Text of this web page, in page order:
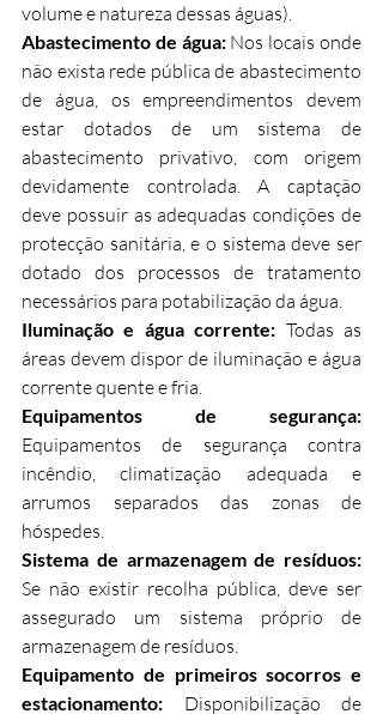
volume e natureza dessas águas).
Abastecimento de água: Nos locais onde
não exista rede pública de abastecimento
de água, os empreendimentos devem
estar dotados de um sistema de
abastecimento privativo, com origem
devidamente controlada. A captação
deve possuir as adequadas condições de
protecção sanitária, e o sistema deve ser
dotado dos processos de tratamento
necessários para potabilização da água.
Iluminação e água corrente: Todas as
áreas devem dispor de iluminação e água
corrente quente e fria.
Equipamentos de segurança contra
incêndio, climatização adequada e
arrumos separados das zonas de
hóspedes.
Se não existir recolha pública, deve ser
assegurado um sistema próprio de
armazenagem de resíduos.
Equipamento de primeiros socorros e
estacionamento: Disponibilização de